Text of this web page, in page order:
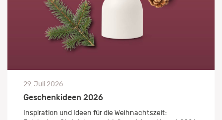
29. Juli 2026
Geschenkideen 2026
Inspiration und Ideen für die Weihnachtszeit: